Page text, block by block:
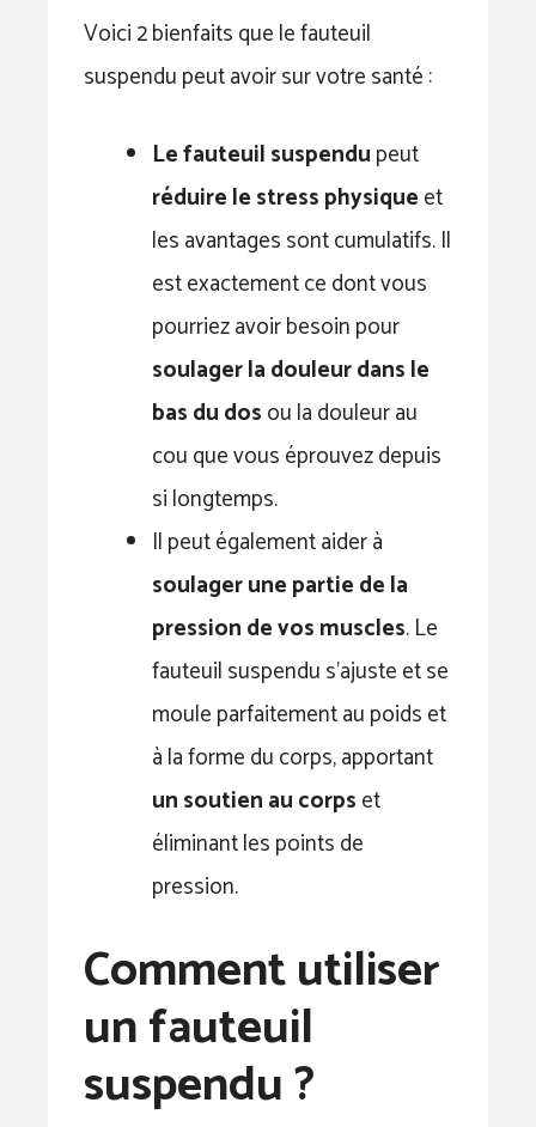
Voici 2 bienfaits que le fauteuil
suspendu peut avoir sur votre santé :
Le fauteuil suspendupeut
réduire le stress physiqueet
les avantages sont cumulatifs. Il
est exactement ce dont vous
pourriez avoir besoin pour
soulager la douleur dans le
bas du dosou la douleur au
cou que vous éprouvez depuis
si longtemps.
Il peut également aider à
soulager une partie de la
pression de vos muscles. Le
fauteuil suspendu s’ajuste et se
moule parfaitement au poids et
à la forme du corps, apportant
un soutien au corpset
éliminant les points de
pression.
Comment utiliser
un fauteuil
suspendu ?